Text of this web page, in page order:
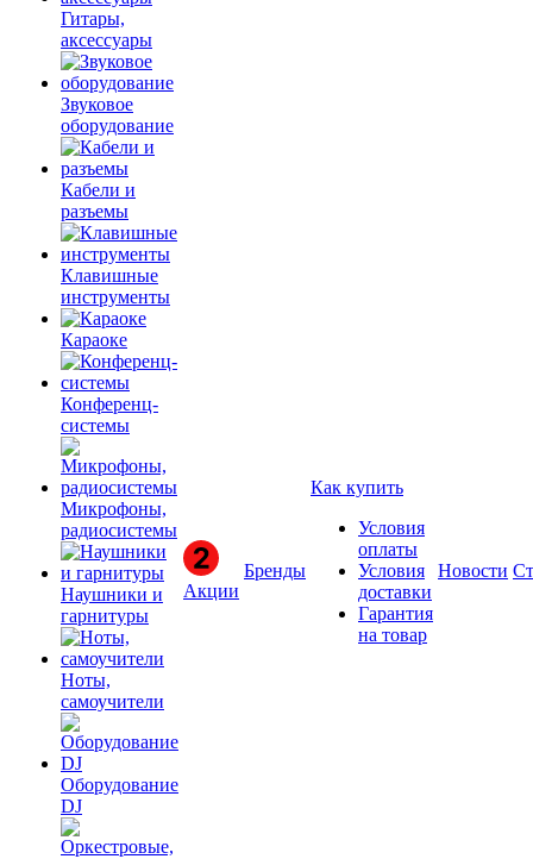
Гитары,
аксессуары
Звуковое
оборудование
Кабели и
разъемы
Клавишные
инструменты
Караоке
Конференц-
системы
Микрофоны,
радиосистемы
Наушники и
гарнитуры
Ноты,
самоучители
Оборудование
DJ
Акции
Бренды
Как купить
Условия
оплаты
Условия
доставки
Гарантия
на товар
Новости